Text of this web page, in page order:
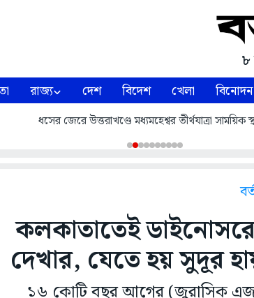
রাজ্য দেশ বিদেশ খেলা বিনোদন
ধসের জেরে উত্তরাখণ্ডে মধ্যমহেশ্বর তীর্থযাত্রা সাময়িক
কলকাতাতেই
দেখার, যেতে হয় সুদূর
১৬ কোটি বছর আগের (জুরাসিক এজ)